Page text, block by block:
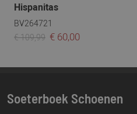
Hispanitas
BV264721
€ 109,99 € 60,00
Soeterboek Schoenen